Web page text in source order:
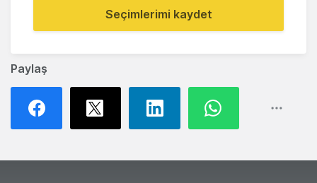
Paylaş
Seçimlerimi kaydet